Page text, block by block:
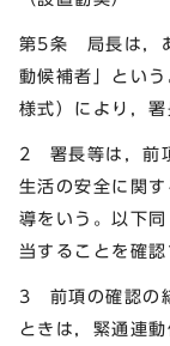
第5条 局長は，
動候補者」とい
様式）により，署
2 署長等は，前
生活の安全に関
導をいう。以下
当することを確認
3 前項の確認の
ときは，緊通連